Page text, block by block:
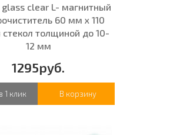
glass clear L- магнитный
60 мм х 110
толщиной до 10-
12 мм
1295руб.
1 клик В корзину